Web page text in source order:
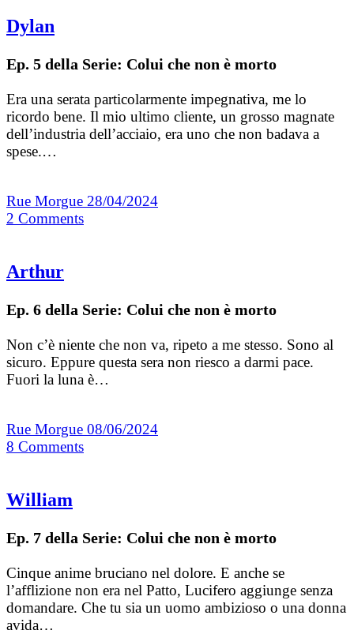
Dylan
Ep. 5 della Serie: Colui che non è morto
Era una serata particolarmente impegnativa, me lo
ricordo bene. Il mio ultimo cliente, un grosso magnate
dell’industria dell’acciaio, era uno che non badava a
spese.…
Rue Morgue 28/04/2024
2 Comments
Arthur
Ep. 6 della Serie: Colui che non è morto
Non c’è niente che non va, ripeto a me stesso. Sono al
sicuro. Eppure questa sera non riesco a darmi pace.
Fuori la luna è…
Rue Morgue 08/06/2024
8 Comments
William
Ep. 7 della Serie: Colui che non è morto
Cinque anime bruciano nel dolore. E anche se
l’afflizione non era nel Patto, Lucifero aggiunge senza
domandare. Che tu sia un uomo ambizioso o una donna
avida…